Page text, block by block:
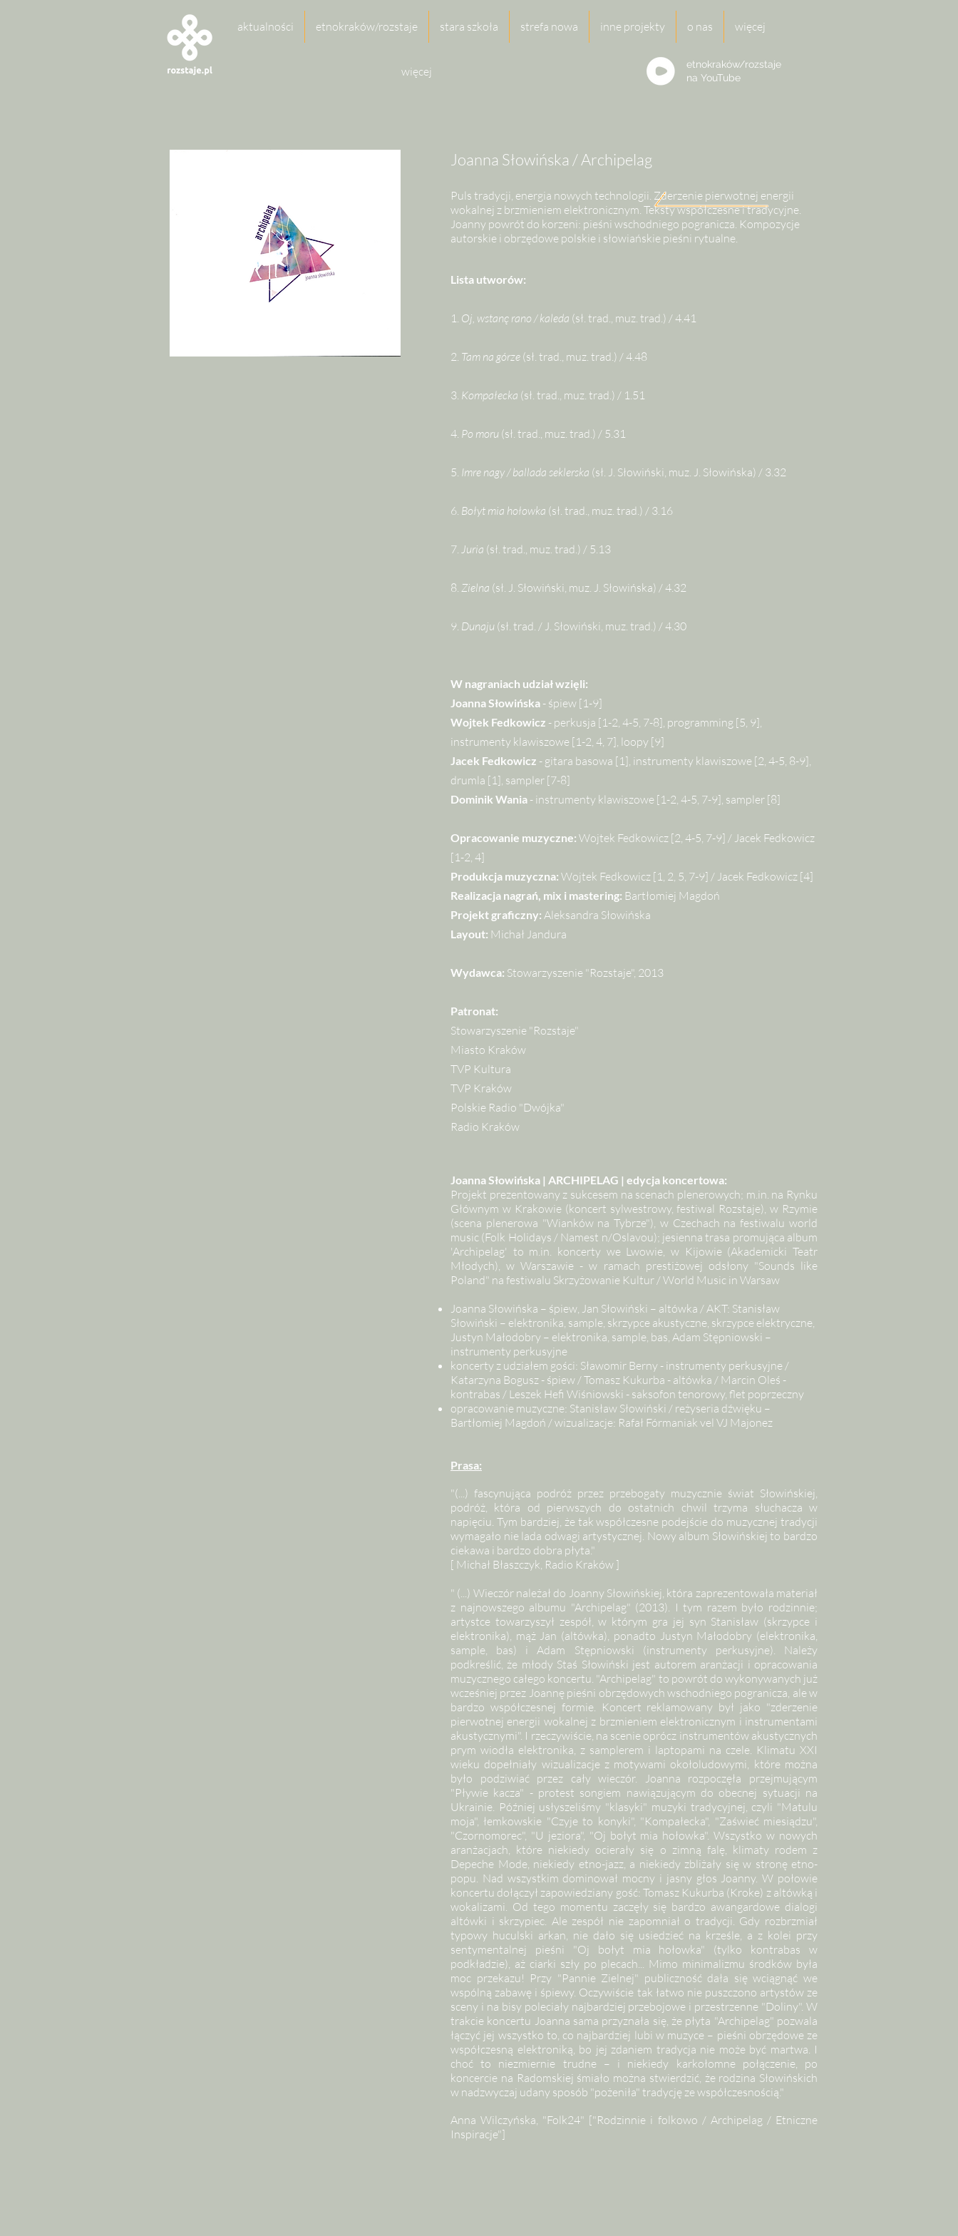
aktualności etnokraków/rozstaje stara szkoła strefa nowa inne projekty o nas więcej
więcej
etnokraków/rozstaje
na YouTube
Joanna Słowińska / Archipelag
Puls tradycji, energia nowych technologii. Zderzenie pierwotnej energii
wokalnej z brzmieniem elektronicznym. Teksty współczesne i tradycyjne.
Joanny powrót do korzeni: pieśni wschodniego pogranicza. Kompozycje
autorskie i obrzędowe polskie i słowiańskie pieśni rytualne.
Lista utworów:
1. Oj, wstanę rano / kaleda (sł. trad., muz. trad.) / 4.41
2. Tam na górze (sł. trad., muz. trad.) / 4.48
3. Kompałecka (sł. trad., muz. trad.) / 1.51
4. Po moru (sł. trad., muz. trad.) / 5.31
5. Imre nagy / ballada seklerska (sł. J. Słowiński, muz. J. Słowińska) / 3.32
6. Bołyt mia hołowka (sł. trad., muz. trad.) / 3.16
7. Juria (sł. trad., muz. trad.) / 5.13
8. Zielna (sł. J. Słowiński, muz. J. Słowińska) / 4.32
9. Dunaju (sł. trad. / J. Słowiński, muz. trad.) / 4.30
W nagraniach udział wzięli:
Joanna Słowińska - śpiew [1-9]
Wojtek Fedkowicz - perkusja [1-2, 4-5, 7-8], programming [5, 9],
instrumenty klawiszowe [1-2, 4, 7], loopy [9]
Jacek Fedkowicz - gitara basowa [1], instrumenty klawiszowe [2, 4-5, 8-9],
drumla [1], sampler [7-8]
Dominik Wania - instrumenty klawiszowe [1-2, 4-5, 7-9], sampler [8]
Opracowanie muzyczne: Wojtek Fedkowicz [2, 4-5, 7-9] / Jacek Fedkowicz
[1-2, 4]
Produkcja muzyczna: Wojtek Fedkowicz [1, 2, 5, 7-9] / Jacek Fedkowicz [4]
Realizacja nagrań, mix i mastering: Bartłomiej Magdoń
Projekt graficzny: Aleksandra Słowińska
Layout: Michał Jandura
Wydawca: Stowarzyszenie "Rozstaje", 2013
Patronat:
Stowarzyszenie "Rozstaje"
Miasto Kraków
TVP Kultura
TVP Kraków
Polskie Radio "Dwójka"
Radio Kraków
Joanna Słowińska | ARCHIPELAG | edycja koncertowa:
Projekt prezentowany z sukcesem na scenach plenerowych; m.in. na Rynku
Głównym w Krakowie (koncert sylwestrowy, festiwal Rozstaje), w Rzymie
(scena plenerowa "Wianków na Tybrze"), w Czechach na festiwalu world
music (Folk Holidays / Namest n/Oslavou); jesienna trasa promująca album
'Archipelag' to m.in. koncerty we Lwowie, w Kijowie (Akademicki Teatr
Młodych), w Warszawie - w ramach prestiżowej odsłony "Sounds like
Poland" na festiwalu Skrzyżowanie Kultur / World Music in Warsaw
Joanna Słowińska – śpiew, Jan Słowiński – altówka / AKT: Stanisław
Słowiński – elektronika, sample, skrzypce akustyczne, skrzypce elektryczne,
Justyn Małodobry – elektronika, sample, bas, Adam Stępniowski –
instrumenty perkusyjne
koncerty z udziałem gości: Sławomir Berny - instrumenty perkusyjne /
Katarzyna Bogusz - śpiew / Tomasz Kukurba - altówka / Marcin Oleś -
kontrabas / Leszek Hefi Wiśniowski - saksofon tenorowy, flet poprzeczny
opracowanie muzyczne: Stanisław Słowiński / reżyseria dźwięku –
Bartłomiej Magdoń / wizualizacje: Rafał Fórmaniak vel VJ Majonez
Prasa:
"(...) fascynująca podróż przez przebogaty muzycznie świat Słowińskiej,
podróż, która od pierwszych do ostatnich chwil trzyma słuchacza w
napięciu. Tym bardziej, że tak współczesne podejście do muzycznej tradycji
wymagało nie lada odwagi artystycznej. Nowy album Słowińskiej to bardzo
ciekawa i bardzo dobra płyta."
[ Michał Błaszczyk, Radio Kraków ]
" (...) Wieczór należał do Joanny Słowińskiej, która zaprezentowała materiał
z najnowszego albumu "Archipelag" (2013). I tym razem było rodzinnie;
artystce towarzyszył zespół, w którym gra jej syn Stanisław (skrzypce i
elektronika), mąż Jan (altówka), ponadto Justyn Małodobry (elektronika,
sample, bas) i Adam Stępniowski (instrumenty perkusyjne). Należy
podkreślić, że młody Staś Słowiński jest autorem aranżacji i opracowania
muzycznego całego koncertu. "Archipelag" to powrót do wykonywanych już
wcześniej przez Joannę pieśni obrzędowych wschodniego pogranicza, ale w
bardzo współczesnej formie. Koncert reklamowany był jako "zderzenie
pierwotnej energii wokalnej z brzmieniem elektronicznym i instrumentami
akustycznymi". I rzeczywiście, na scenie oprócz instrumentów akustycznych
prym wiodła elektronika, z samplerem i laptopami na czele. Klimatu XXI
wieku dopełniały wizualizacje z motywami okołoludowymi, które można
było podziwiać przez cały wieczór. Joanna rozpoczęła przejmującym
"Pływie kacza" - protest songiem nawiązującym do obecnej sytuacji na
Ukrainie. Później usłyszeliśmy "klasyki" muzyki tradycyjnej, czyli "Matulu
moja", łemkowskie "Czyje to konyki", "Kompałecka", "Zaświeć miesiądzu",
"Czornomorec", "U jeziora", "Oj bołyt mia hołowka". Wszystko w nowych
aranżacjach, które niekiedy ocierały się o zimną falę, klimaty rodem z
Depeche Mode, niekiedy etno-jazz, a niekiedy zbliżały się w stronę etno-
popu. Nad wszystkim dominował mocny i jasny głos Joanny. W połowie
koncertu dołączył zapowiedziany gość: Tomasz Kukurba (Kroke) z altówką i
wokalizami. Od tego momentu zaczęły się bardzo awangardowe dialogi
altówki i skrzypiec. Ale zespół nie zapomniał o tradycji. Gdy rozbrzmiał
typowy huculski arkan, nie dało się usiedzieć na krześle, a z kolei przy
sentymentalnej pieśni "Oj bołyt mia hołowka" (tylko kontrabas w
podkładzie), aż ciarki szły po plecach... Mimo minimalizmu środków była
moc przekazu! Przy "Pannie Zielnej" publiczność dała się wciągnąć we
wspólną zabawę i śpiewy. Oczywiście tak łatwo nie puszczono artystów ze
sceny i na bisy poleciały najbardziej przebojowe i przestrzenne "Doliny". W
trakcie koncertu Joanna sama przyznała się, że płyta "Archipelag" pozwala
łączyć jej wszystko to, co najbardziej lubi w muzyce – pieśni obrzędowe ze
współczesną elektroniką, bo jej zdaniem tradycja nie może być martwa. I
choć to niezmiernie trudne – i niekiedy karkołomne połączenie, po
koncercie na Radomskiej śmiało można stwierdzić, że rodzina Słowińskich
w nadzwyczaj udany sposób "pożeniła" tradycję ze współczesnością."
Anna Wilczyńska, "Folk24" ["Rodzinnie i folkowo / Archipelag / Etniczne
Inspiracje"]